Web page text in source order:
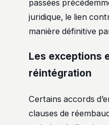
passées
juridique, le lien
manière définitive
Les exceptions
réintégration
Certains accords
clauses de